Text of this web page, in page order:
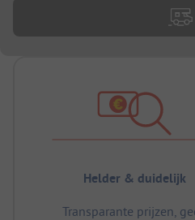
Helder & duidelijk
Transparante prijzen,